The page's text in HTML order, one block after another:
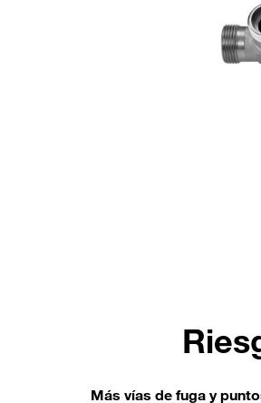
Más vías de fuga y